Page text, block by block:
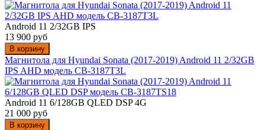
Android 11 2/32GB IPS
13 900 руб
В корзину
Магнитола для Hyundai Sonata (2017-2019) Android 11 2/32GB
IPS AHD модель CB-3187T3L
Android 11 6/128GB QLED DSP 4G
21 000 руб
В корзину